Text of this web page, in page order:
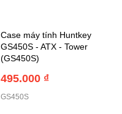
Case máy tính Huntkey
GS450S - ATX - Tower
(GS450S)
495.000 ₫
GS450S